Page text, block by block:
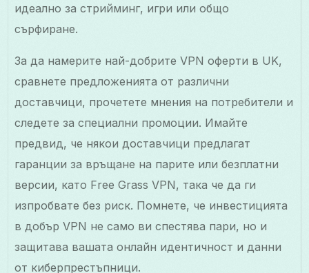
идеално за стрийминг, игри или общо
сърфиране.
За да намерите най-добрите VPN оферти в UK,
сравнете предложенията от различни
доставчици, прочетете мнения на потребители и
следете за специални промоции. Имайте
предвид, че някои доставчици предлагат
гаранции за връщане на парите или безплатни
версии, като Free Grass VPN, така че да ги
изпробвате без риск. Помнете, че инвестицията
в добър VPN не само ви спестява пари, но и
защитава вашата онлайн идентичност и данни
от киберпрестъпници.